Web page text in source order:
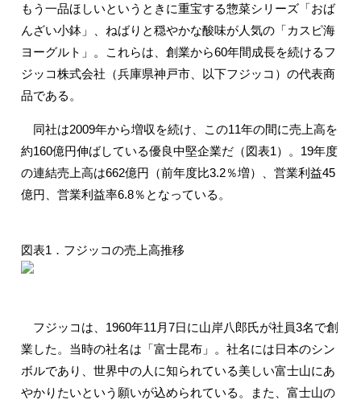
もう一品ほしいというときに重宝する惣菜シリーズ「おば
んざい小鉢」、ねばりと穏やかな酸味が人気の「カスピ海
ヨーグルト」。これらは、創業から60年間成長を続けるフ
ジッコ株式会社（兵庫県神戸市、以下フジッコ）の代表商
品である。
同社は2009年から増収を続け、この11年の間に売上高を
約160億円伸ばしている優良中堅企業だ（図表1）。19年度
の連結売上高は662億円（前年度比3.2％増）、営業利益45
億円、営業利益率6.8％となっている。
図表1．フジッコの売上高推移
フジッコは、1960年11月7日に山岸八郎氏が社員3名で創
業した。当時の社名は「富士昆布」。社名には日本のシン
ボルであり、世界中の人に知られている美しい富士山にあ
やかりたいという願いが込められている。また、富士山の